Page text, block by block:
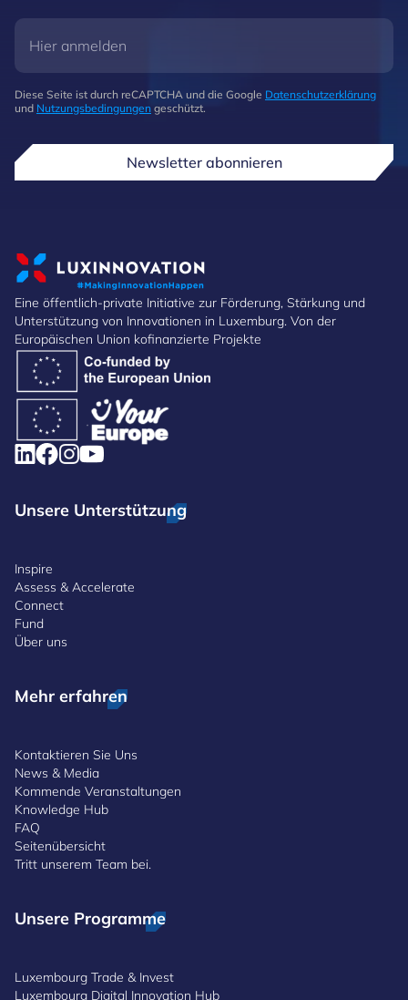
Diese Seite ist durch reCAPTCHA und die Google Datenschutzerklärung
und Nutzungsbedingungen geschützt.
Newsletter abonnieren
Eine öffentlich-private Initiative zur Förderung, Stärkung und
Unterstützung von Innovationen in Luxemburg. Von der
Europäischen Union kofinanzierte Projekte
Unsere Unterstützung
Inspire
Assess & Accelerate
Connect
Fund
Über uns
Mehr erfahren
Kontaktieren Sie Uns
News & Media
Kommende Veranstaltungen
Knowledge Hub
FAQ
Seitenübersicht
Tritt unserem Team bei.
Unsere Programme
Luxembourg Trade & Invest
Luxembourg Digital Innovation Hub